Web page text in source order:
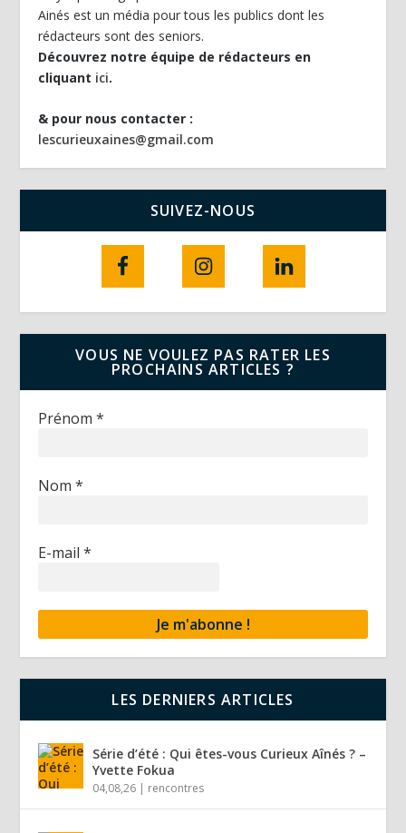
Ainés est un média pour tous les publics dont les
rédacteurs sont des seniors.
Découvrez notre équipe de rédacteurs en
cliquant ici.
& pour nous contacter :
lescurieuxaines@gmail.com
SUIVEZ-NOUS
VOUS NE VOULEZ PAS RATER LES
PROCHAINS ARTICLES ?
Prénom*
Nom*
E-mail*
LES DERNIERS ARTICLES
Série d’été : Qui êtes-vous Curieux Aînés ? –
Yvette Fokua
04,08,26 | rencontres